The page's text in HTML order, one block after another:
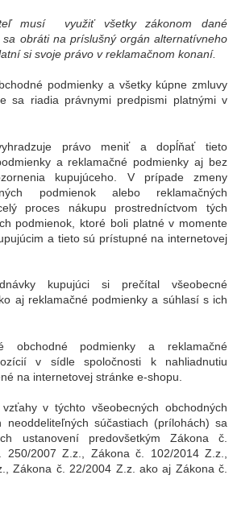
musí využiť všetky zákonom dané
obráti na príslušný orgán alternatívneho
si svoje právo v reklamačnom konaní.​
podmienky a všetky kúpne zmluvy
sa riadia právnymi predpismi platnými v
právo meniť a dopĺňať tieto
a reklamačné podmienky aj bez
kupujúceho. V prípade zmeny
podmienok alebo reklamačných
proces nákupu prostredníctvom tých
podmienok, ktoré boli platné v momente
a tieto sú prístupné na internetovej
kupujúci si prečítal všeobecné
aj reklamačné podmienky a súhlasí s ich
obchodné podmienky a reklamačné
v sídle spoločnosti k nahliadnutiu
na internetovej stránke e-shopu.
v týchto všeobecných obchodných
neoddeliteľných súčastiach (prílohách) sa
ustanovení predovšetkým Zákona č.
250/2007 Z.z., Zákona č. 102/2014 Z.z.,
Zákona č. 22/2004 Z.z. ako aj Zákona č.